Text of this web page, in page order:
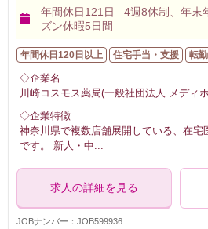
年間休日121日 4週8休制、年末
ズン休暇5日間
年間休日120日以上 住宅手当・支援 転
◇企業名
川崎コスモス薬局(一般社団法人 メディ
◇企業特徴
神奈川県で複数店舗展開している、在宅
です。 新人・中
求人の詳細を見る
JOBナンバー：JOB599936